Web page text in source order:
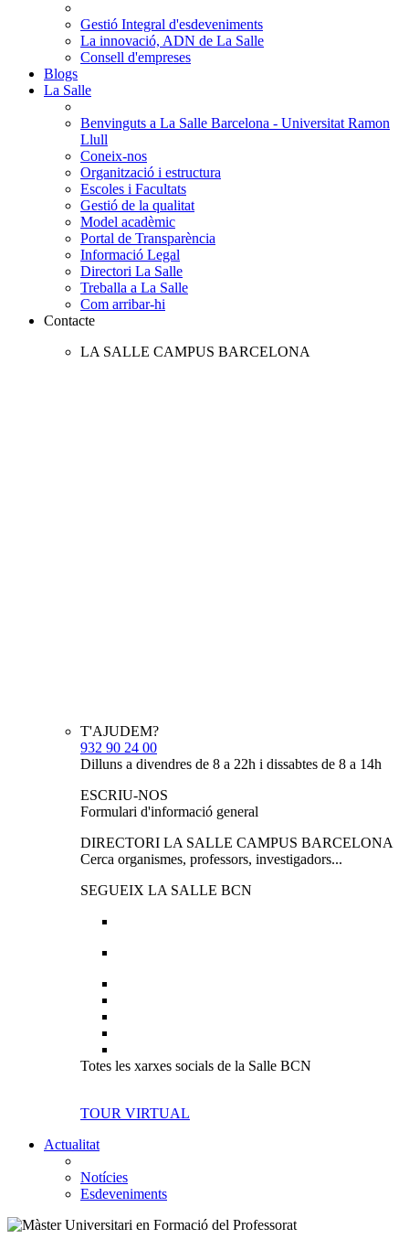
Gestió Integral d'esdeveniments
La innovació, ADN de La Salle
Consell d'empreses
Blogs
La Salle
Benvinguts a La Salle Barcelona - Universitat Ramon
Llull
Coneix-nos
Organització i estructura
Escoles i Facultats
Gestió de la qualitat
Model acadèmic
Portal de Transparència
Informació Legal
Directori La Salle
Treballa a La Salle
Com arribar-hi
Contacte
LA SALLE CAMPUS BARCELONA
T'AJUDEM?
932 90 24 00
Dilluns a divendres de 8 a 22h i dissabtes de 8 a 14h
ESCRIU-NOS
Formulari d'informació general
DIRECTORI LA SALLE CAMPUS BARCELONA
Cerca organismes, professors, investigadors...
SEGUEIX LA SALLE BCN
Totes les xarxes socials de la Salle BCN
TOUR VIRTUAL
Actualitat
Notícies
Esdeveniments